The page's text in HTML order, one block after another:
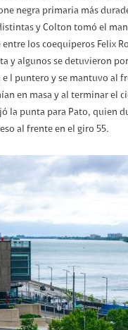
negra primaria más
y Colton tomó el
los coequiperos Felix
y algunos se detuvieron
e l puntero y se mantuvo al
en masa y al terminar el
la punta para Pato, quien
al frente en el giro 55.